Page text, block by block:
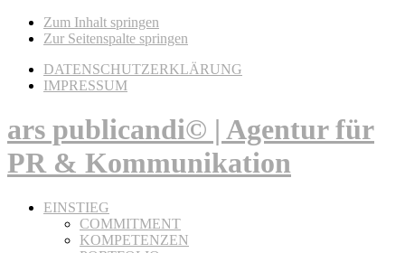
Zum Inhalt springen
Zur Seitenspalte springen
DATENSCHUTZERKLÄRUNG
IMPRESSUM
ars publicandi© | Agentur für
PR & Kommunikation
EINSTIEG
COMMITMENT
KOMPETENZEN